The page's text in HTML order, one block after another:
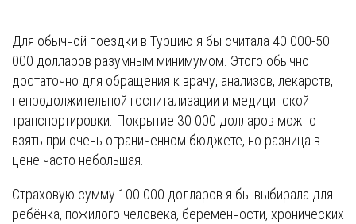
Для обычной поездки в Турцию я бы считала 40 000-50
000 долларов разумным минимумом. Этого обычно
достаточно для обращения к врачу, анализов, лекарств,
непродолжительной госпитализации и медицинской
транспортировки. Покрытие 30 000 долларов можно
взять при очень ограниченном бюджете, но разница в
цене часто небольшая.
Страховую сумму 100 000 долларов я бы выбирала для
ребёнка, пожилого человека, беременности, хронических